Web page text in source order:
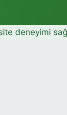
deneyimi